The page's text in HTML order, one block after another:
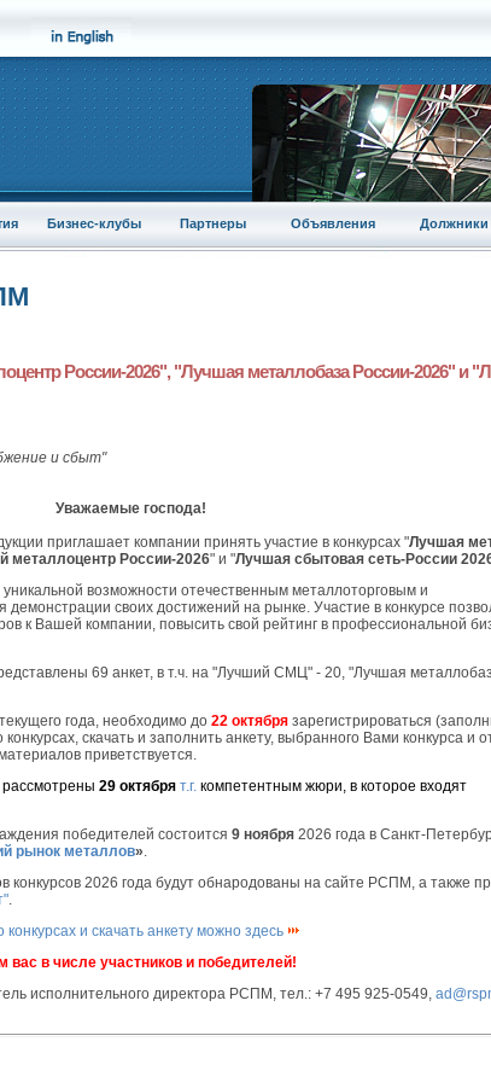
Бизнес-клубы Партнеры Объявления Должники
России-2026", "Лучшая металлобаза России-2026" и
и сбыт"
Уважаемые господа!
приглашает компании принять участие в конкурсах "Лучшая
металлоцентр России-2026" и "Лучшая сбытовая сеть-России
возможности отечественным металлоторговым и
своих достижений на рынке. Участие в конкурсе
к Вашей компании, повысить свой рейтинг в профессиональной
69 анкет, в т.ч. на "Лучший СМЦ" - 20, "Лучшая
года, необходимо до 22 октября зарегистрироваться
скачать и заполнить анкету, выбранного Вами конкурса и
приветствуется.
29 октября т.г. компетентным жюри, в которое входят
победителей состоится 9 ноября 2026 года в Санкт-
рынок металлов».
конкурсов 2026 года будут обнародованы на сайте РСПМ, а также
.
и скачать анкету можно здесь
вас в числе участников и победителей!
исполнительного директора РСПМ, тел.: +7 495 925-0549,